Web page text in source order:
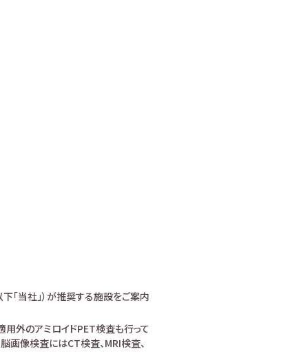
「当社」）が推奨する施設をご案内
外のアミロイドPET検査も行って
画像検査にはCT検査、MRI検査、